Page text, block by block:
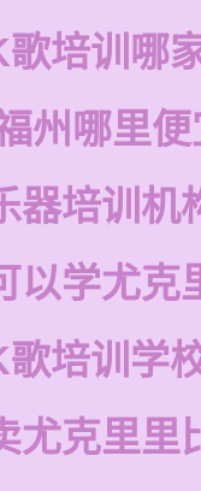
培训哪
州哪里
器培训机
以学尤克
培训学
尤克里里